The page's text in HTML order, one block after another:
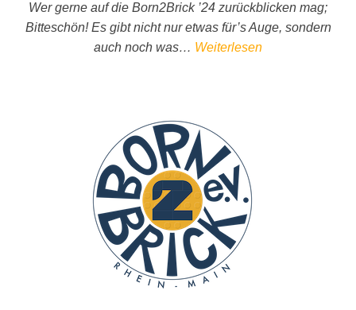
Wer gerne auf die Born2Brick ’24 zurückblicken mag;
Bitteschön! Es gibt nicht nur etwas für’s Auge, sondern
auch noch was… Weiterlesen